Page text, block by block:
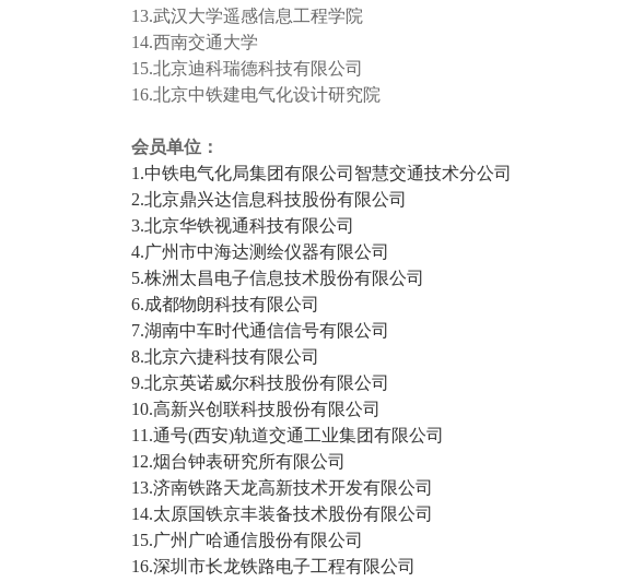
13.武汉大学遥感信息工程学院
14.西南交通大学
15.北京迪科瑞德科技有限公司
16.北京中铁建电气化设计研究院
会员单位：
1.中铁电气化局集团有限公司智慧交通技术分公司
2.北京鼎兴达信息科技股份有限公司
3.北京华铁视通科技有限公司
4.广州市中海达测绘仪器有限公司
5.株洲太昌电子信息技术股份有限公司
6.成都物朗科技有限公司
7.湖南中车时代通信信号有限公司
8.北京六捷科技有限公司
9.北京英诺威尔科技股份有限公司
10.高新兴创联科技股份有限公司
11.通号(西安)轨道交通工业集团有限公司
12.烟台钟表研究所有限公司
13.济南铁路天龙高新技术开发有限公司
14.太原国铁京丰装备技术股份有限公司
15.广州广哈通信股份有限公司
16.深圳市长龙铁路电子工程有限公司